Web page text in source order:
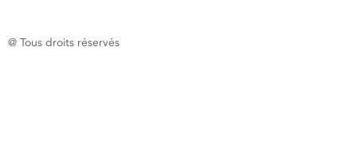
@ Tous droits réservés